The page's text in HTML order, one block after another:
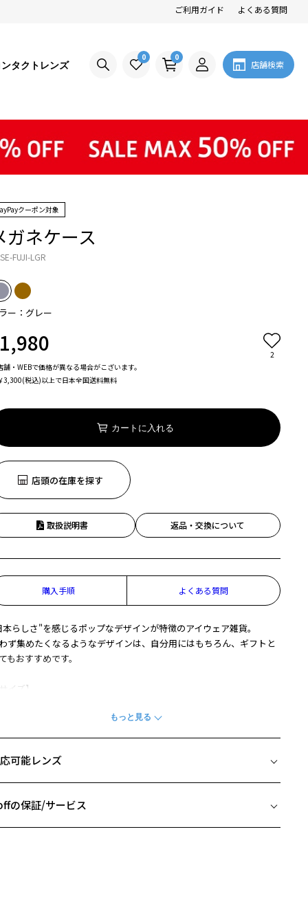
ご利用ガイド よくある質問
ンタクトレンズ
0 0
店舗検索
クーポン対象
ガネケース
FUJI-LGR
ー：グレー
1,980 2
・WEBで価格が異なる場合がこざいます。
税込)以上で日本全国送料無料
カートに入れる
店頭の在庫を探す
取扱説明書 返品・交換について
購入手順 よくある質問
本らしさ"を感じるポップなデザインが特徴のアイウェア雑貨。
ず集めたくなるようなデザインは、自分用にはもちろん、ギフトと
もおすすめです。
サイズ】
地：ポリエステル100％
地：綿（コットンリンター）100％
や色味の出方に個体差があり、画像と異なる場合がございます。
可能レンズ
フレームとレンズの合計料金を知りたい方へ
の保証/サービス